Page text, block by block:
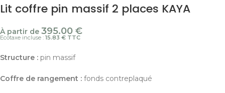
Lit coffre pin massif 2 places KAYA
À partir de 395.00 €
Ecotaxe incluse : 15.83 € TTC
Structure : pin massif
Coffre de rangement : fonds contreplaqué